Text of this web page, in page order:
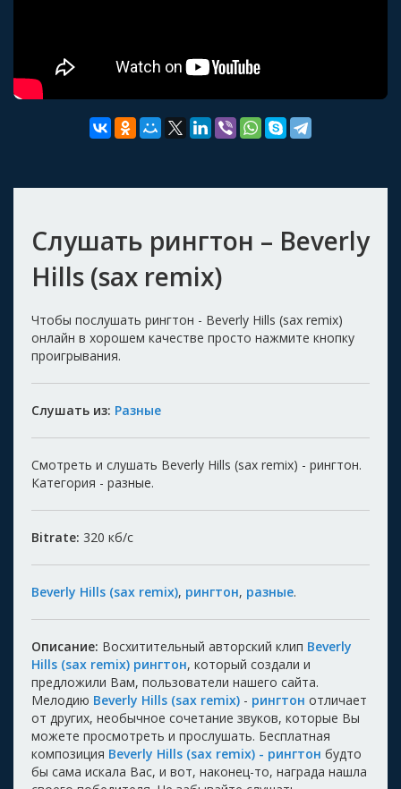
Слушать рингтон – Beverly
Hills (sax remix)
Чтобы послушать рингтон - Beverly Hills (sax remix)
онлайн в хорошем качестве просто нажмите кнопку
проигрывания.
Слушать из: Разные
Смотреть и слушать Beverly Hills (sax remix) - рингтон.
Категория - разные.
Bitrate: 320 кб/с
Beverly Hills (sax remix), рингтон, разные.
Описание: Восхитительный авторский клип Beverly
Hills (sax remix) рингтон, который создали и
предложили Вам, пользователи нашего сайта.
Мелодию Beverly Hills (sax remix) - рингтон отличает
от других, необычное сочетание звуков, которые Вы
можете просмотреть и прослушать. Бесплатная
композиция Beverly Hills (sax remix) - рингтон будто
бы сама искала Вас, и вот, наконец-то, награда нашла